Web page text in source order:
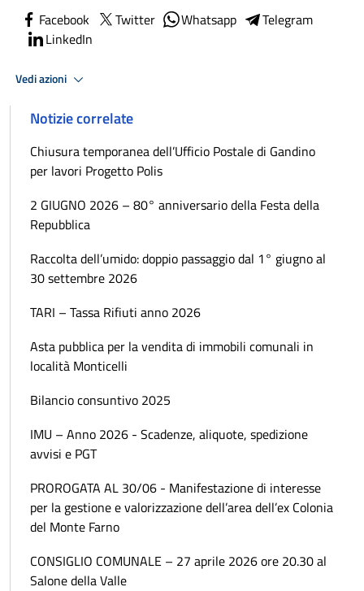
Facebook Twitter Whatsapp
Telegram
LinkedIn
Vedi azioni
Notizie correlate
Chiusura temporanea dell’Ufficio Postale di Gandino
per lavori Progetto Polis
2 GIUGNO 2026 – 80° anniversario della Festa della
Repubblica
Raccolta dell’umido: doppio passaggio dal 1° giugno al
30 settembre 2026
TARI – Tassa Rifiuti anno 2026
Asta pubblica per la vendita di immobili comunali in
località Monticelli
Bilancio consuntivo 2025
IMU – Anno 2026 - Scadenze, aliquote, spedizione
avvisi e PGT
PROROGATA AL 30/06 - Manifestazione di interesse
per la gestione e valorizzazione dell’area dell’ex Colonia
del Monte Farno
CONSIGLIO COMUNALE – 27 aprile 2026 ore 20.30 al
Salone della Valle